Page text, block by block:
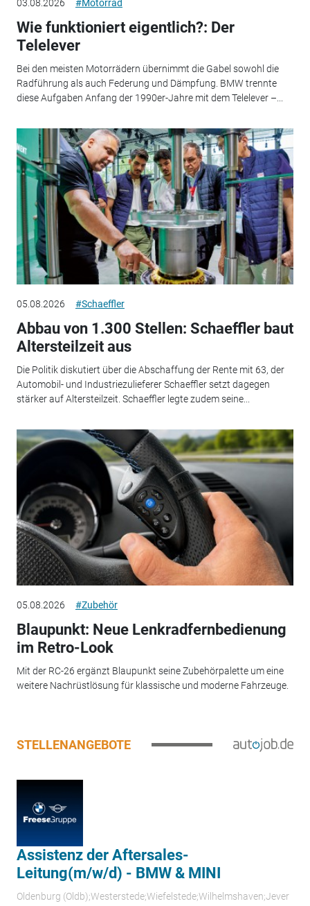
03.08.2026 #Motorrad
Wie funktioniert eigentlich?: Der
Telelever
Bei den meisten Motorrädern übernimmt die Gabel sowohl die
Radführung als auch Federung und Dämpfung. BMW trennte
diese Aufgaben Anfang der 1990er-Jahre mit dem Telelever –...
05.08.2026 #Schaeffler
Abbau von 1.300 Stellen: Schaeffler baut
Altersteilzeit aus
Die Politik diskutiert über die Abschaffung der Rente mit 63, der
Automobil- und Industriezulieferer Schaeffler setzt dagegen
stärker auf Altersteilzeit. Schaeffler legte zudem seine...
05.08.2026 #Zubehör
Blaupunkt: Neue Lenkradfernbedienung
im Retro-Look
Mit der RC-26 ergänzt Blaupunkt seine Zubehörpalette um eine
weitere Nachrüstlösung für klassische und moderne Fahrzeuge.
STELLENANGEBOTE
Assistenz der Aftersales-
Leitung(m/w/d) - BMW & MINI
Oldenburg (Oldb);Westerstede;Wiefelstede;Wilhelmshaven;Jever